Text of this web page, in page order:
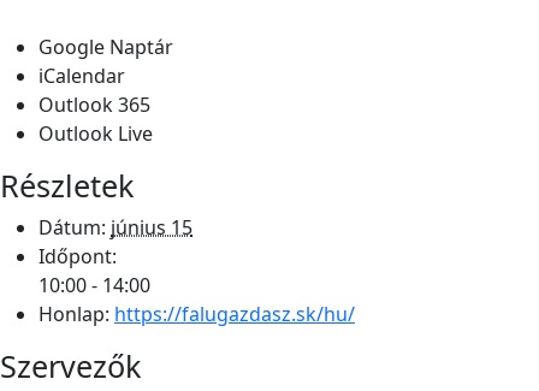
Google Naptár
iCalendar
Outlook 365
Outlook Live
Részletek
Dátum: június 15
Időpont:
10:00 - 14:00
Honlap: https://falugazdasz.sk/hu/
Szervezők